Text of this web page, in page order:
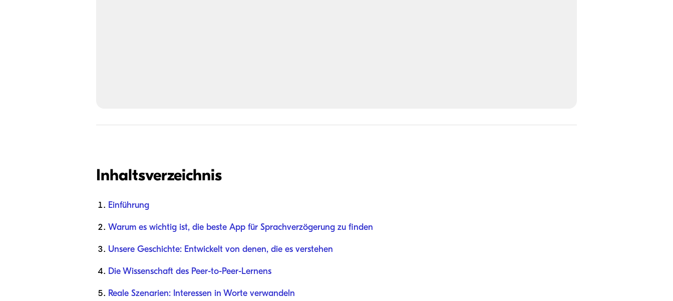
Inhaltsverzeichnis
Einführung
Warum es wichtig ist, die beste App für Sprachverzögerung zu finden
Unsere Geschichte: Entwickelt von denen, die es verstehen
Die Wissenschaft des Peer-to-Peer-Lernens
Reale Szenarien: Interessen in Worte verwandeln